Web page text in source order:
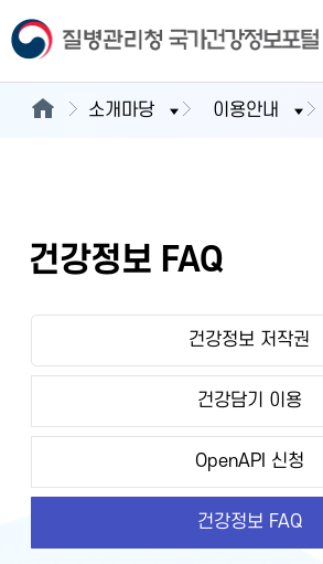
소개마당 이용안내
건강정보 FAQ
건강정보 저작권
건강담기 이용
OpenAPI 신청
건강정보 FAQ